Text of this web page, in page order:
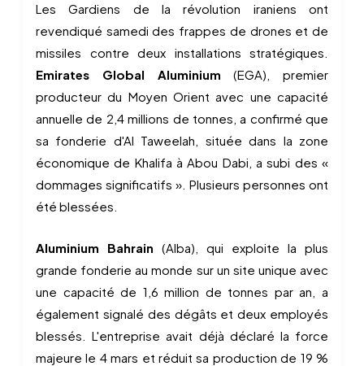
Les Gardiens de la révolution iraniens ont
revendiqué samedi des frappes de drones et de
missiles contre deux installations stratégiques.
Emirates Global Aluminium (EGA), premier
producteur du Moyen Orient avec une capacité
annuelle de 2,4 millions de tonnes, a confirmé que
sa fonderie d'Al Taweelah, située dans la zone
économique de Khalifa à Abou Dabi, a subi des «
dommages significatifs ». Plusieurs personnes ont
été blessées.
Aluminium Bahrain (Alba), qui exploite la plus
grande fonderie au monde sur un site unique avec
une capacité de 1,6 million de tonnes par an, a
également signalé des dégâts et deux employés
blessés. L'entreprise avait déjà déclaré la force
majeure le 4 mars et réduit sa production de 19 %